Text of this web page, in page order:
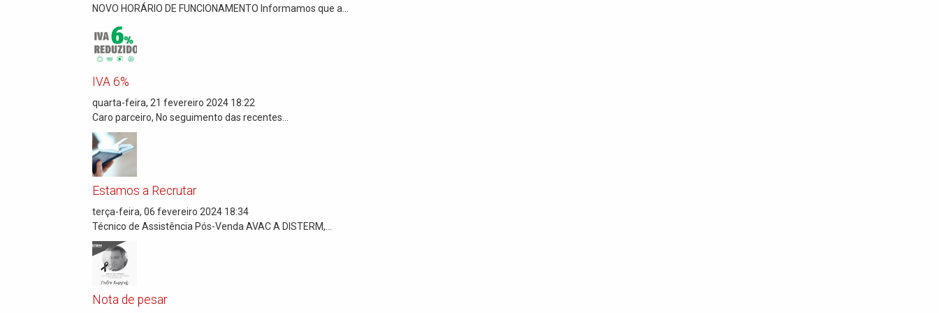
NOVO HORÁRIO DE FUNCIONAMENTO Informamos que a...
IVA 6%
quarta-feira, 21 fevereiro 2024 18:22
Caro parceiro, No seguimento das recentes...
Estamos a Recrutar
terça-feira, 06 fevereiro 2024 18:34
Técnico de Assistência Pós-Venda AVAC A DISTERM,...
Nota de pesar